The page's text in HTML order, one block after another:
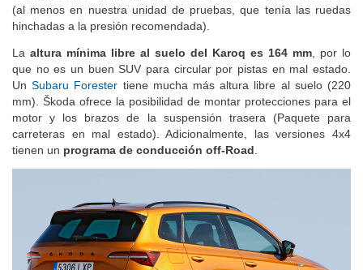
(al menos en nuestra unidad de pruebas, que tenía las ruedas
hinchadas a la presión recomendada).
La altura mínima libre al suelo del Karoq es 164 mm, por lo
que no es un buen SUV para circular por pistas en mal estado.
UnSubaru Forester tiene mucha más altura libre al suelo (220
mm). Škoda ofrece la posibilidad de montar protecciones para el
motor y los brazos de la suspensión trasera (Paquete para
carreteras en mal estado). Adicionalmente, las versiones 4x4
tienen un programa de conducción off-Road.